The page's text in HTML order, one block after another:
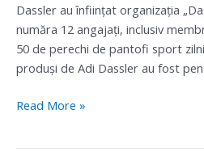
Dassler au înfiinţat organizaţia
număra 12 angajaţi, inclusiv
50 de perechi de pantofi sport
produşi de Adi Dassler au fost
Read More »